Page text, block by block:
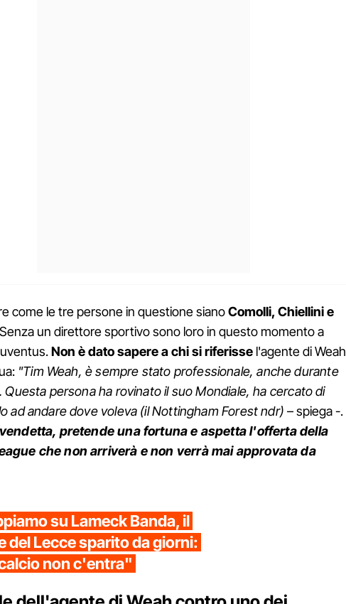
come le tre persone in questione sianoComolli, Chiellini e
Senza un direttore sportivo sono loro in questo momento a
Non è dato sapere a chi si riferisse l'agente di Weah
"Tim Weah, è sempre stato professionale, anche durante
Questa persona ha rovinato il suo Mondiale, ha cercato di
ad andare dove voleva (il Nottingham Forest ndr) – spiega -.
pretende una fortuna e aspetta l'offerta della
che non arriverà e non verrà mai approvata da
su Lameck Banda, il
del Lecce sparito da giorni:
non c'entra"